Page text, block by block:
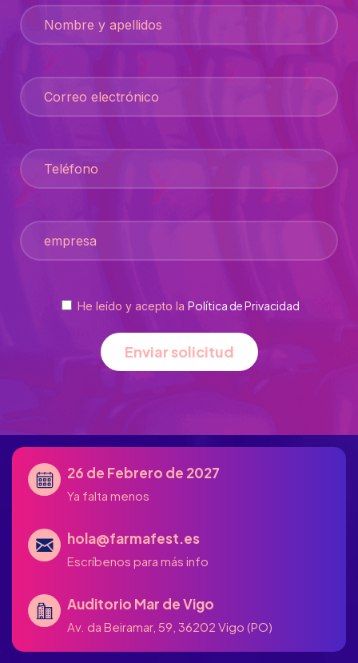
He leído y acepto la Política de Privacidad
Enviar solicitud
26 de Febrero de 2027
Ya falta menos
hola@farmafest.es
Escríbenos para más info
Auditorio Mar de Vigo
Av. da Beiramar, 59, 36202 Vigo (PO)